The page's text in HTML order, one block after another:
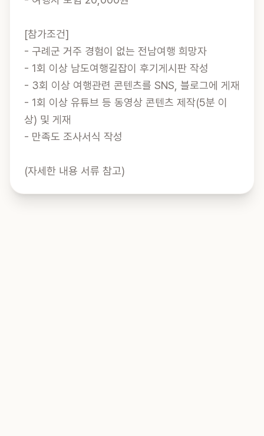
[참가조건]
- 구례군 거주 경험이 없는 전남여행 희망자
- 1회 이상 남도여행길잡이 후기게시판 작성
- 3회 이상 여행관련 콘텐츠를 SNS, 블로그에 게재
- 1회 이상 유튜브 등 동영상 콘텐츠 제작(5분 이
상) 및 게재
- 만족도 조사서식 작성
(자세한 내용 서류 참고)